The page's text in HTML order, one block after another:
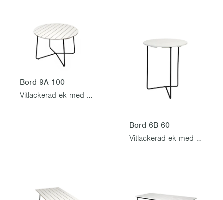
Bord 9A 100
Vitlackerad ek med svart stativ
Bord 6B 60
Vitlackerad ek med svart stativ